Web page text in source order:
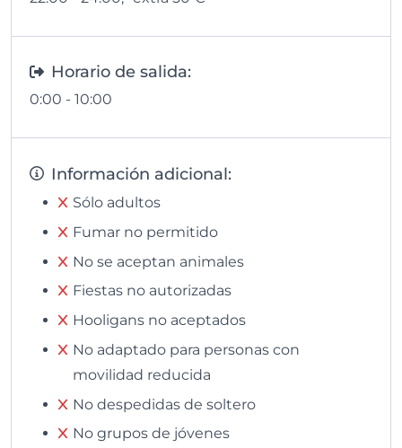
Horario de salida:
0:00 - 10:00
Información adicional:
Sólo adultos
Fumar no permitido
No se aceptan animales
Fiestas no autorizadas
Hooligans no aceptados
No adaptado para personas con
movilidad reducida
No despedidas de soltero
No grupos de jóvenes